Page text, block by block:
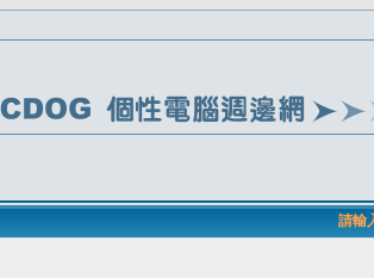
請輸